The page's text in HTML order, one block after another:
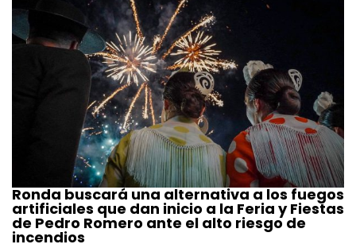
Ronda buscará una alternativa a los fuegos
artificiales que dan inicio a la Feria y Fiestas
de Pedro Romero ante el alto riesgo de
incendios